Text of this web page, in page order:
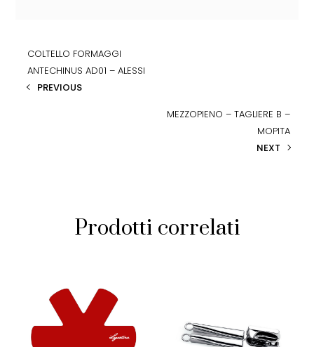
COLTELLO FORMAGGI
ANTECHINUS AD01 – ALESSI
PREVIOUS
MEZZOPIENO – TAGLIERE B –
MOPITA
NEXT
Prodotti correlati